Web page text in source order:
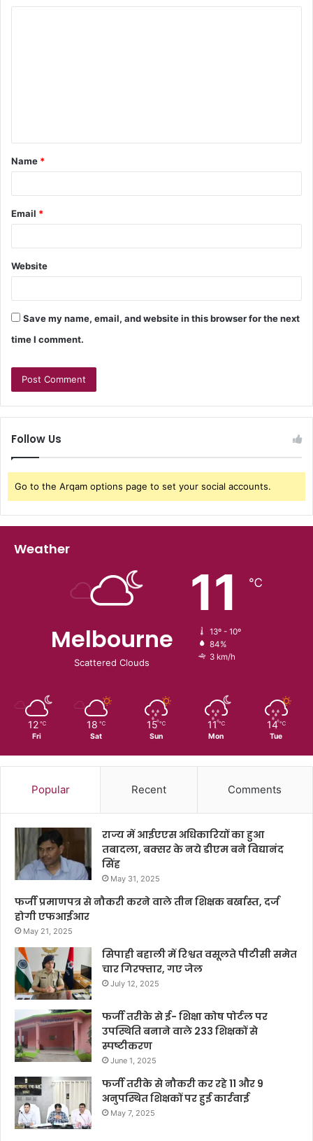
Name *
Email *
Website
Save my name, email, and website in this browser for the next
time I comment.
Follow Us
Go to the Arqam options page to set your social accounts.
Weather
Melbourne
Scattered Clouds
11 ℃
13º - 10º
84%
3 km/h
12 ℃
Fri
18 ℃
Sat
15 ℃
Sun
11 ℃
Mon
14 ℃
Tue
Popular Recent Comments
राज्य में आईएएस अधिकारियों का हुआ
तबादला, बक्सर के नये डीएम बने विद्यानंद
सिंह
May 31, 2025
फर्जी प्रमाणपत्र से नौकरी करने वाले तीन शिक्षक बर्खास्त, दर्ज
होगी एफआईआर
May 21, 2025
सिपाही बहाली में रिश्वत वसूलते पीटीसी समेत
चार गिरफ्तार, गए जेल
July 12, 2025
फर्जी तरीके से ई- शिक्षा कोष पोर्टल पर
उपस्थिति बनाने वाले 233 शिक्षकों से
स्पष्टीकरण
June 1, 2025
फर्जी तरीके से नौकरी कर रहे 11 और 9
अनुपस्थित शिक्षकों पर हुई कार्रवाई
May 7, 2025